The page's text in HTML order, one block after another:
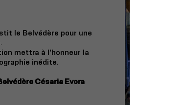
le Belvédère pour une
mettra à l'honneur la
inédite.
Césaria Evora